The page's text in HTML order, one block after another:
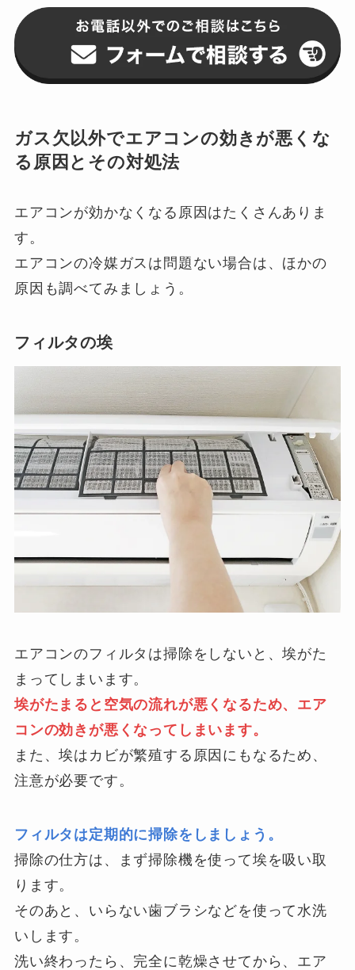
ガス欠以外でエアコンの効きが悪くな
る原因とその対処法
エアコンが効かなくなる原因はたくさんありま
す。
エアコンの冷媒ガスは問題ない場合は、ほかの
原因も調べてみましょう。
フィルタの埃
エアコンのフィルタは掃除をしないと、埃がた
まってしまいます。
埃がたまると空気の流れが悪くなるため、エア
コンの効きが悪くなってしまいます。
また、埃はカビが繁殖する原因にもなるため、
注意が必要です。
フィルタは定期的に掃除をしましょう。
掃除の仕方は、まず掃除機を使って埃を吸い取
ります。
そのあと、いらない歯ブラシなどを使って水洗
いします。
洗い終わったら、完全に乾燥させてから、エア